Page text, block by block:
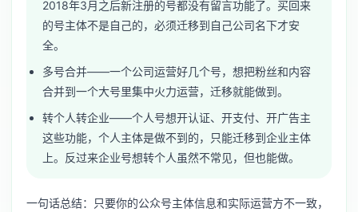
2018年3月之后新注册的号都没有留言功能了。买回来
的号主体不是自己的，必须迁移到自己公司名下才安
全。
多号合并——一个公司运营好几个号，想把粉丝和内容
合并到一个大号里集中火力运营，迁移就能做到。
转个人转企业——个人号想开认证、开支付、开广告主
这些功能，个人主体是做不到的，只能迁移到企业主体
上。反过来企业号想转个人虽然不常见，但也能做。
一句话总结：只要你的公众号主体信息和实际运营方不一致，